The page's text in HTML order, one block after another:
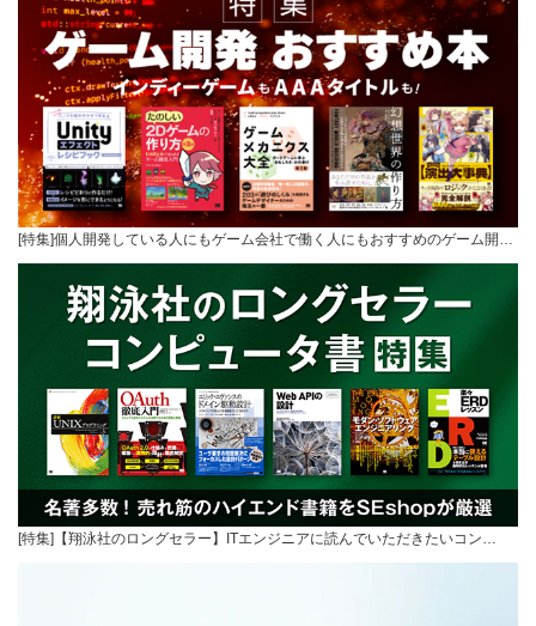
[特集]個人開発している人にもゲーム会社で働く人にもおすすめのゲーム開…
[特集]【翔泳社のロングセラー】ITエンジニアに読んでいただきたいコン…